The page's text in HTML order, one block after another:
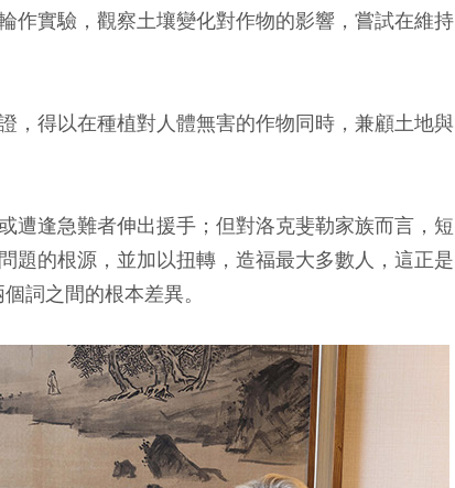
作實驗，觀察土壤變化對作物的影響，嘗試在維持
，得以在種植對人體無害的作物同時，兼顧土地與
遭逢急難者伸出援手；但對洛克斐勒家族而言，短
題的根源，並加以扭轉，造福最大多數人，這正是
詞之間的根本差異。